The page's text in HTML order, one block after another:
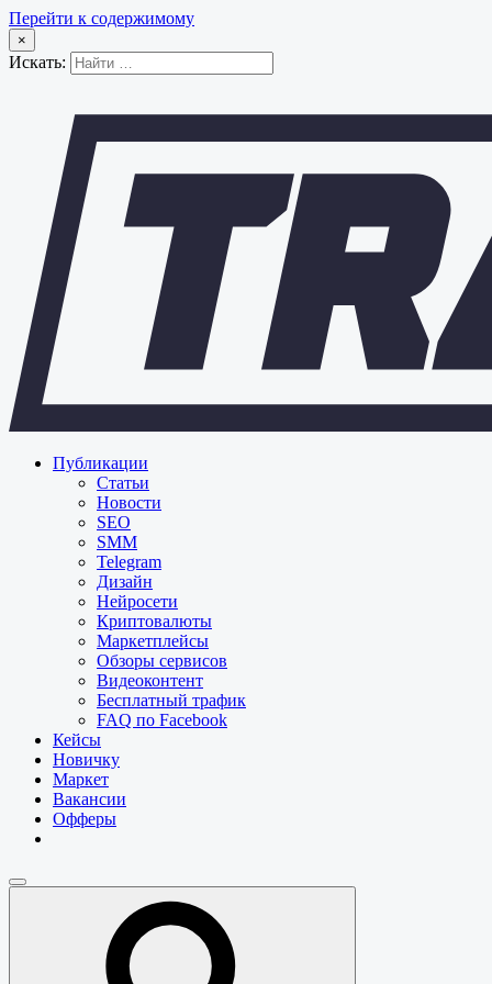
Перейти к содержимому
×
Искать:
Публикации
Статьи
Новости
SEO
SMM
Telegram
Дизайн
Нейросети
Криптовалюты
Маркетплейсы
Обзоры сервисов
Видеоконтент
Бесплатный трафик
FAQ по Facebook
Кейсы
Новичку
Маркет
Вакансии
Офферы